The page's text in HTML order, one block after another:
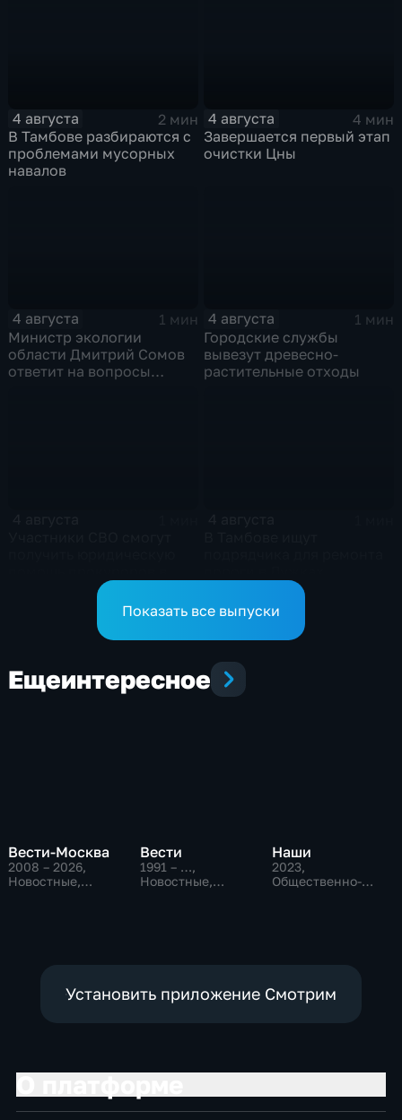
4 августа
2 мин
В Тамбове разбираются с
проблемами мусорных
навалов
4 августа
4 мин
Завершается первый этап
очистки Цны
4 августа
1 мин
Министр экологии
области Дмитрий Сомов
ответит на вопросы
4 августа
1 мин
Городские службы
вывезут древесно-
растительные отходы
своих округах
Показать все выпуски
Ещеинтересное
Вести-Москва
2008 – 2026,
Новостные,
Вести
1991 – …,
Новостные,
Наши
2023,
Общественно-
Установить приложение Смотрим